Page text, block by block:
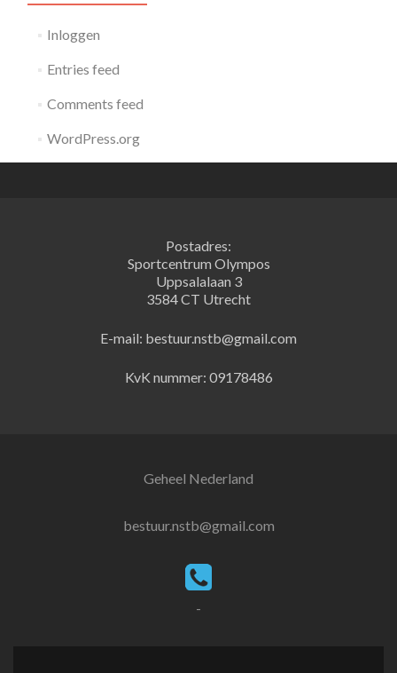
Inloggen
Entries feed
Comments feed
WordPress.org
Postadres:
Sportcentrum Olympos
Uppsalalaan 3
3584 CT Utrecht
E-mail: bestuur.nstb@gmail.com
KvK nummer: 09178486
Geheel Nederland
bestuur.nstb@gmail.com
-